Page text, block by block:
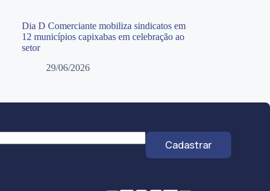
Dia D Comerciante mobiliza sindicatos em
12 municípios capixabas em celebração ao
setor
29/06/2026
Cadastrar